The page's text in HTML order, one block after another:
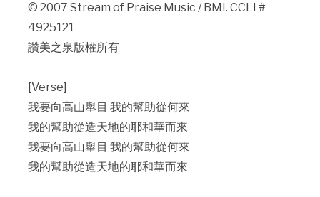
© 2007 Stream of Praise Music / BMI. CCLI #
4925121
讚美之泉版權所有
[Verse]
我要向高山舉目 我的幫助從何來
我的幫助從造天地的耶和華而來
我要向高山舉目 我的幫助從何來
我的幫助從造天地的耶和華而來